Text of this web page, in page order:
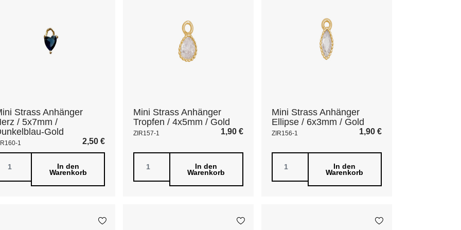
Strass Anhänger
/ 5x7mm /
Gold
1 2,50 €
In den
Warenkorb
Mini Strass Anhänger
Tropfen / 4x5mm / Gold
ZIR157-1 1,90 €
In den
Warenkorb
Mini Strass Anhänger
Ellipse / 6x3mm / Gold
ZIR156-1 1,90 €
In den
Warenkorb